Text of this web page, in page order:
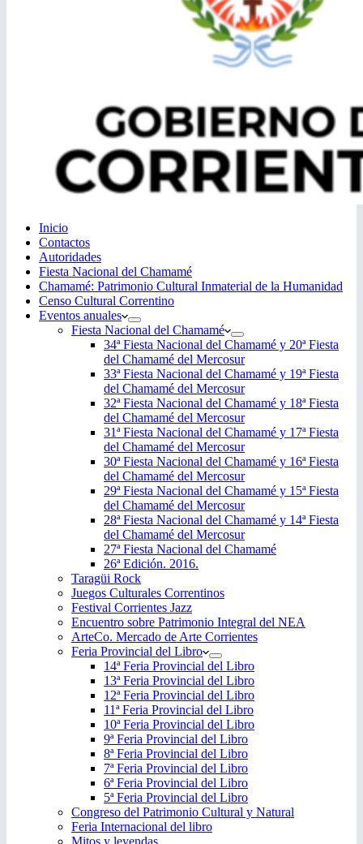
Inicio
Contactos
Autoridades
Fiesta Nacional del Chamamé
Chamamé: Patrimonio Cultural Inmaterial de la Humanidad
Censo Cultural Correntino
Eventos anuales
Fiesta Nacional del Chamamé
34ª Fiesta Nacional del Chamamé y 20ª Fiesta
del Chamamé del Mercosur
33ª Fiesta Nacional del Chamamé y 19ª Fiesta
del Chamamé del Mercosur
32ª Fiesta Nacional del Chamamé y 18ª Fiesta
del Chamamé del Mercosur
31ª Fiesta Nacional del Chamamé y 17ª Fiesta
del Chamamé del Mercosur
30ª Fiesta Nacional del Chamamé y 16ª Fiesta
del Chamamé del Mercosur
29ª Fiesta Nacional del Chamamé y 15ª Fiesta
del Chamamé del Mercosur
28ª Fiesta Nacional del Chamamé y 14ª Fiesta
del Chamamé del Mercosur
27ª Fiesta Nacional del Chamamé
26ª Edición. 2016.
Taragüi Rock
Juegos Culturales Correntinos
Festival Corrientes Jazz
Encuentro sobre Patrimonio Integral del NEA
ArteCo. Mercado de Arte Corrientes
Feria Provincial del Libro
14ª Feria Provincial del Libro
13ª Feria Provincial del Libro
12ª Feria Provincial del Libro
11ª Feria Provincial del Libro
10ª Feria Provincial del Libro
9ª Feria Provincial del Libro
8ª Feria Provincial del Libro
7ª Feria Provincial del Libro
6ª Feria Provincial del Libro
5ª Feria Provincial del Libro
Congreso del Patrimonio Cultural y Natural
Feria Internacional del libro
Mitos y leyendas